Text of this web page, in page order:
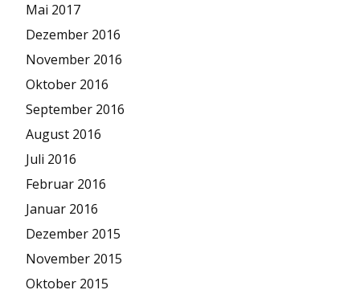
Mai 2017
Dezember 2016
November 2016
Oktober 2016
September 2016
August 2016
Juli 2016
Februar 2016
Januar 2016
Dezember 2015
November 2015
Oktober 2015